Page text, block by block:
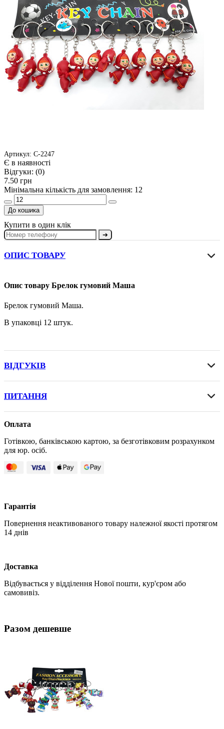
Артикул: С-2247
Є в наявності
Відгуки: (0)
7.50 грн
Мінімальна кількість для замовлення: 12
До кошика
Купити в один клік
➔
ОПИС ТОВАРУ
Опис товару Брелок гумовий Маша
Брелок гумовий Маша.
В упаковці 12 штук.
ВІДГУКІВ
ПИТАННЯ
Оплата
Готівкою, банківською картою, за безготівковим розрахунком
для юр. осіб.
Гарантія
Повернення неактивованого товару належної якості протягом
14 днів
Доставка
Відбувається у відділення Нової пошти, кур'єром або
самовивіз.
Разом дешевше